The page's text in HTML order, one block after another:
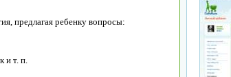
предлагая ребенку вопросы:
и т. п.